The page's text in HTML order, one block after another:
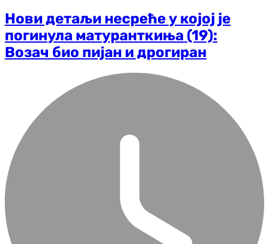
Нови детаљи несреће у којој је
погинула матуранткиња (19):
Возач био пијан и дрогиран